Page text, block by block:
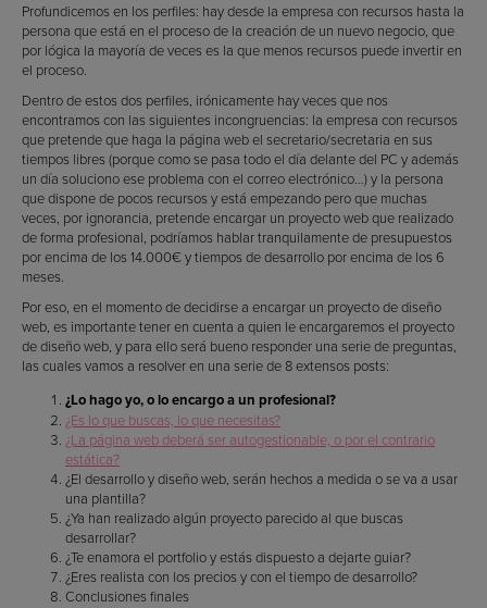
Profundicemos en los perfiles: hay desde la empresa con recursos hasta la
persona que está en el proceso de la creación de un nuevo negocio, que
por lógica la mayoría de veces es la que menos recursos puede invertir en
el proceso.
Dentro de estos dos perfiles, irónicamente hay veces que nos
encontramos con las siguientes incongruencias: la empresa con recursos
que pretende que haga la página web el secretario/secretaria en sus
tiempos libres (porque como se pasa todo el día delante del PC y además
un día soluciono ese problema con el correo electrónico…) y la persona
que dispone de pocos recursos y está empezando pero que muchas
veces, por ignorancia, pretende encargar un proyecto web que realizado
de forma profesional, podríamos hablar tranquilamente de presupuestos
por encima de los 14.000€ y tiempos de desarrollo por encima de los 6
meses.
Por eso, en el momento de decidirse a encargar un proyecto de diseño
web, es importante tener en cuenta a quien le encargaremos el proyecto
de diseño web, y para ello será bueno responder una serie de preguntas,
las cuales vamos a resolver en una serie de 8 extensos posts:
¿Lo hago yo, o lo encargo a un profesional?
¿Es lo que buscas, lo que necesitas?
¿La página web deberá ser autogestionable, o por el contrario
estática?
¿El desarrollo y diseño web, serán hechos a medida o se va a usar
una plantilla?
¿Ya han realizado algún proyecto parecido al que buscas
desarrollar?
¿Te enamora el portfolio y estás dispuesto a dejarte guiar?
¿Eres realista con los precios y con el tiempo de desarrollo?
Conclusiones finales